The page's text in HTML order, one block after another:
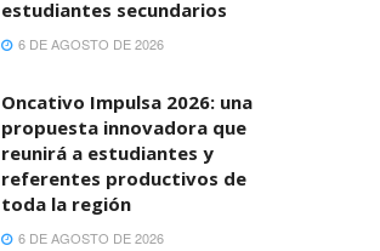
estudiantes secundarios
6 DE AGOSTO DE 2026
Oncativo Impulsa 2026: una
propuesta innovadora que
reunirá a estudiantes y
referentes productivos de
toda la región
6 DE AGOSTO DE 2026